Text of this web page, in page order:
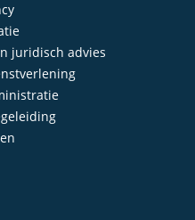
juridisch advies